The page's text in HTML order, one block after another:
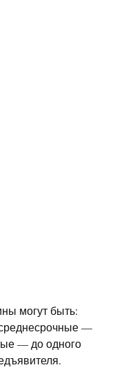
могут быть:
—
— до одного